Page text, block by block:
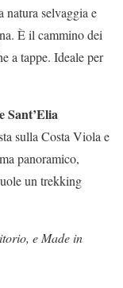
natura selvaggia e
È il cammino dei
a tappe. Ideale per
Sant’Elia
sulla Costa Viola e
panoramico,
un trekking
e Made in